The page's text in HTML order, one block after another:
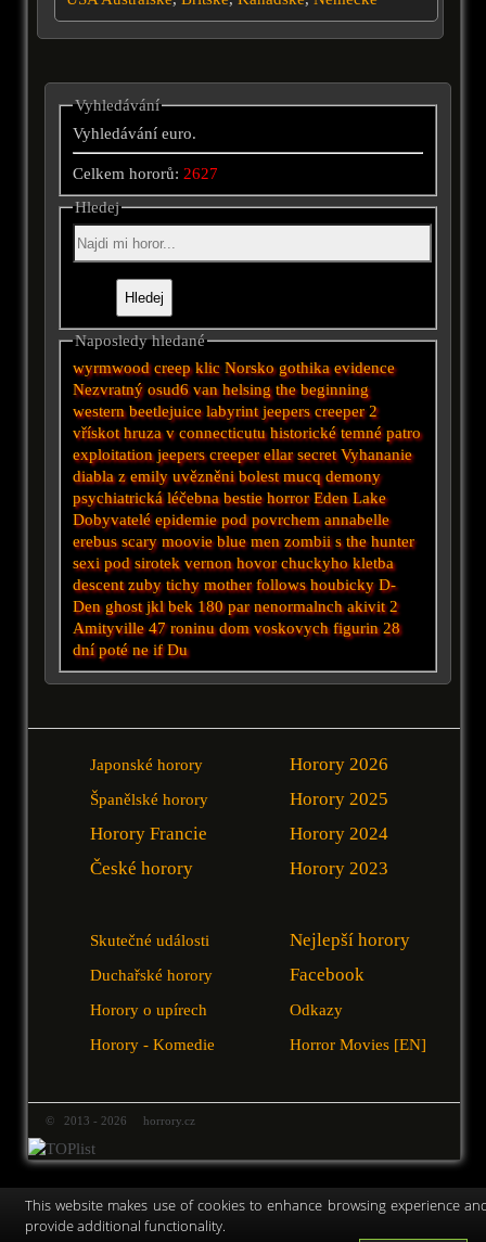
Vyhledávání
Vyhledávání euro.
Celkem hororů: 2627
Hledej
Naposledy hledané
wyrmwood creep klic Norsko gothika evidence
Nezvratný osud6 van helsing the beginning
western beetlejuice labyrint jeepers creeper 2
vřískot hruza v connecticutu historické temné patro
exploitation jeepers creeper ellar secret Vyhananie
diabla z emilyuvězněni bolest mucq demony
psychiatrická léčebna bestie horror Eden Lake
Dobyvatelé epidemie pod povrchemannabelle
erebus scary moovie blue men zombii s the hunter
sexi podsirotek vernon hovor chuckyho kletba
descent zuby tichy mother follows houbicky D-
Den ghost jkl bek 180 par nenormalnch akivit 2
Amityville 47 roninu dom voskovych figurin 28
dní poté ne if Du
Japonské horory
Španělské horory
Horory Francie
České horory
Horory 2026
Horory 2025
Horory 2024
Horory 2023
Skutečné události
Duchařské horory
Horory o upírech
Horory - Komedie
Nejlepší horory
Facebook
Odkazy
Horror Movies [EN]
© 2013 - 2026 horrory.cz
This website makes use of cookies to enhance browsing experience
provide additional functionality.